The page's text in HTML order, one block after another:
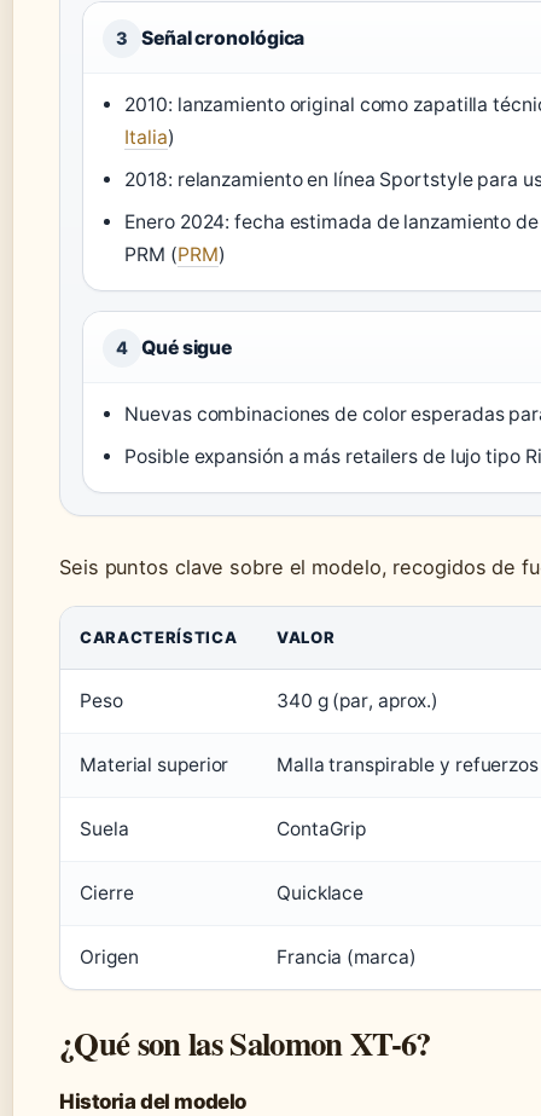
3 Señal cronológica
2010: lanzamiento original como zapatilla
Italia)
2018: relanzamiento en línea Sportstyle para
Enero 2024: fecha estimada de lanzamiento
PRM (PRM)
4 Qué sigue
Nuevas combinaciones de color esperadas
Posible expansión a más retailers de lujo tipo
Seis puntos clave sobre el modelo, recogidos de
CARACTERÍSTICA VALOR
Peso 340 g (par, aprox.)
Material superior Malla transpirable y refuerzos
Suela ContaGrip
Cierre Quicklace
Origen Francia (marca)
¿Qué son las Salomon XT-6?
Historia del modelo